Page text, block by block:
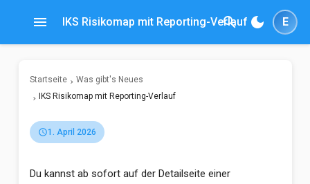
menu IKS Risikomap mit Reporting-Verlauf
search dark_mode E
Startseite
Was gibt's Neues
IKS Risikomap mit Reporting-Verlauf
schedule1. April 2026
Du kannst ab sofort auf der Detailseite einer